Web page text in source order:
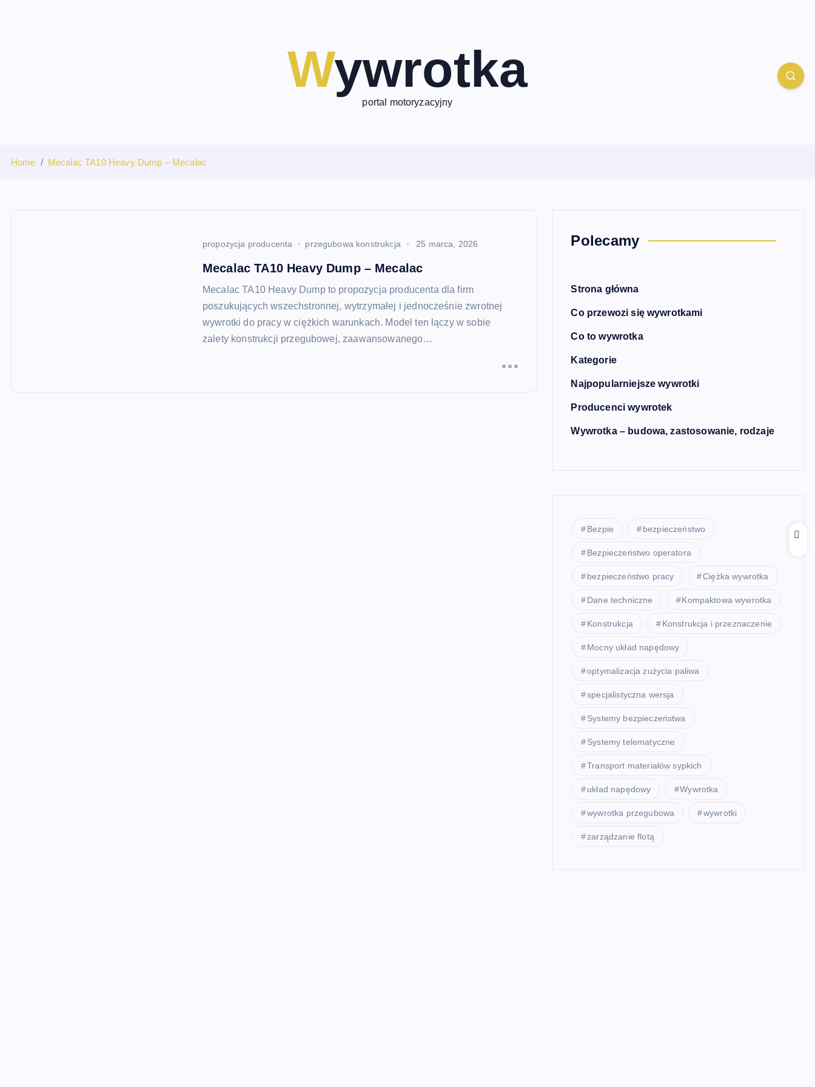
Wywrotka
portal motoryzacyjny
Home Mecalac TA10 Heavy Dump – Mecalac
propozycja producenta przegubowa konstrukcja 25 marca, 2026
Mecalac TA10 Heavy Dump – Mecalac
Mecalac TA10 Heavy Dump to propozycja producenta dla firm
poszukujących wszechstronnej, wytrzymałej i jednocześnie zwrotnej
wywrotki do pracy w ciężkich warunkach. Model ten łączy w sobie
zalety konstrukcji przegubowej, zaawansowanego…
Polecamy
Strona główna
Co przewozi się wywrotkami
Co to wywrotka
Kategorie
Najpopularniejsze wywrotki
Producenci wywrotek
Wywrotka – budowa, zastosowanie, rodzaje
Bezpie bezpieczeństwo
Bezpieczeństwo operatora
bezpieczeństwo pracy Ciężka wywrotka
Dane techniczne Kompaktowa wywrotka
Konstrukcja Konstrukcja i przeznaczenie
Mocny układ napędowy
optymalizacja zużycia paliwa
specjalistyczna wersja
Systemy bezpieczeństwa
Systemy telematyczne
Transport materiałów sypkich
układ napędowy Wywrotka
wywrotka przegubowa wywrotki
zarządzanie flotą